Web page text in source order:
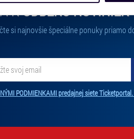
a jejich nastavení“.
KODBERU NOVINIEK
si najnovšie špeciálne ponuky priamo
zdieľaná s tretími stranami.
PODMIENKAMI predajnej siete Ticketportal.